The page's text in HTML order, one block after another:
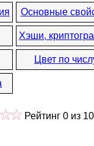
Основные
Хэши,
Цвет по
Рейтинг 0 из 10